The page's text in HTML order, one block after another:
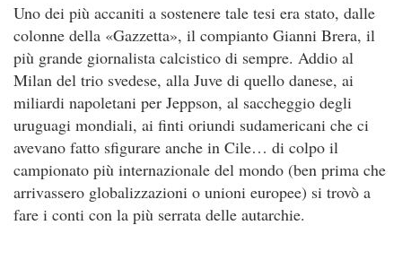
Uno dei più accaniti a sostenere tale tesi era stato, dalle
colonne della «Gazzetta», il compianto Gianni Brera, il
più grande giornalista calcistico di sempre. Addio al
Milan del trio svedese, alla Juve di quello danese, ai
miliardi napoletani per Jeppson, al saccheggio degli
uruguagi mondiali, ai finti oriundi sudamericani che ci
avevano fatto sfigurare anche in Cile… di colpo il
campionato più internazionale del mondo (ben prima che
arrivassero globalizzazioni o unioni europee) si trovò a
fare i conti con la più serrata delle autarchie.